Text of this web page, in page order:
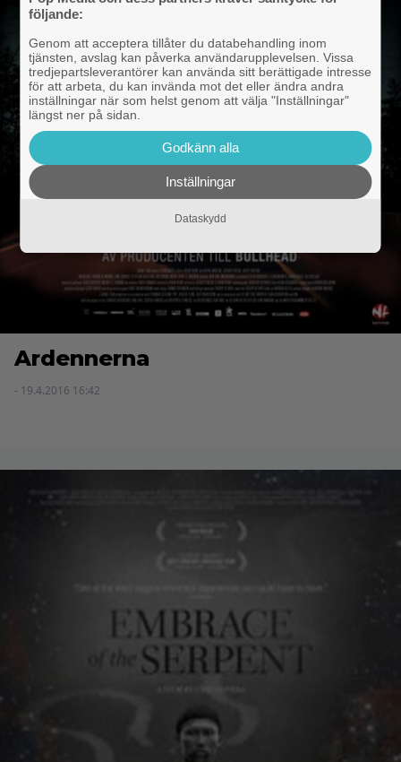
Ardennerna
- 19.4.2016 16:42
följande:
Genom att acceptera tillåter du databehandling inom
tjänsten, avslag kan påverka användarupplevelsen. Vissa
tredjepartsleverantörer kan använda sitt berättigade intresse
för att arbeta, du kan invända mot det eller ändra andra
inställningar när som helst genom att välja "Inställningar"
längst ner på sidan.
Godkänn alla
Inställningar
Dataskydd